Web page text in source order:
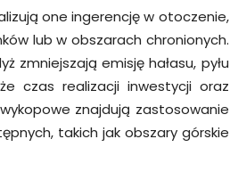
one ingerencję w otoczenie,
lub w obszarach chronionych.
emisję hałasu, pyłu
czas realizacji inwestycji oraz
znajdują zastosowanie
takich jak obszary górskie